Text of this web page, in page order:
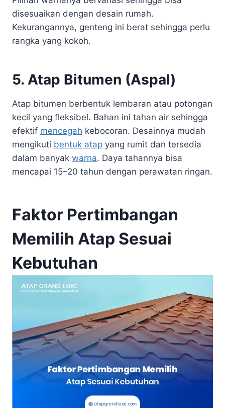
disesuaikan dengan desain rumah.
Kekurangannya, genteng ini berat sehingga perlu
rangka yang kokoh.
5. Atap Bitumen (Aspal)
Atap bitumen berbentuk lembaran atau potongan
kecil yang fleksibel. Bahan ini tahan air sehingga
efektif mencegah kebocoran. Desainnya mudah
mengikuti bentuk atap yang rumit dan tersedia
dalam banyak warna. Daya tahannya bisa
mencapai 15–20 tahun dengan perawatan ringan.
Faktor Pertimbangan
Memilih Atap Sesuai
Kebutuhan